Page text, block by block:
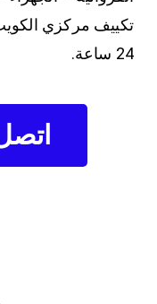
24 ساعة.
اتصل